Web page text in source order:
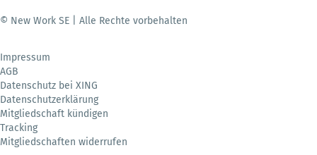
© New Work SE | Alle Rechte vorbehalten
Impressum
AGB
Datenschutz bei XING
Datenschutzerklärung
Mitgliedschaft kündigen
Tracking
Mitgliedschaften widerrufen